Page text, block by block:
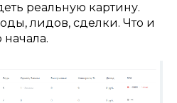
реальную картину.
лидов, сделки. Что и
начала.